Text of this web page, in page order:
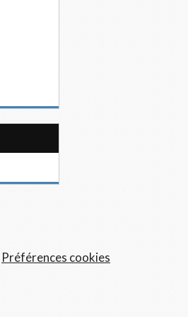
Préférences cookies